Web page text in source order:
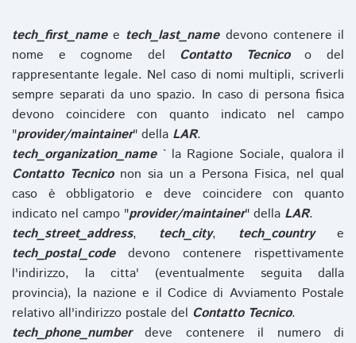
tech_first_namee tech_last_namedevono contenere il
nome e cognome del Contatto Tecnicoo del
rappresentante legale. Nel caso di nomi multipli, scriverli
sempre separati da uno spazio. In caso di persona fisica
devono coincidere con quanto indicato nel campo
"provider/maintainer" della LAR.
tech_organization_name` la Ragione Sociale, qualora il
Contatto Tecniconon sia un a Persona Fisica, nel qual
caso è obbligatorio e deve coincidere con quanto
indicato nel campo "provider/maintainer" della LAR.
tech_street_address, tech_city, tech_countrye
tech_postal_codedevono contenere rispettivamente
l'indirizzo, la citta' (eventualmente seguita dalla
provincia), la nazione e il Codice di Avviamento Postale
relativo all'indirizzo postale del Contatto Tecnico.
tech_phone_numberdeve contenere il numero di